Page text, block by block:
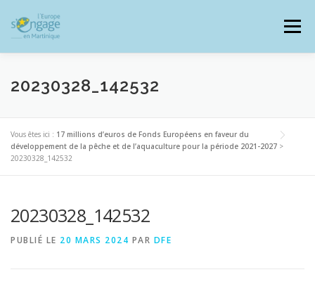
contenu
Menu
PROGRAMMES J’AI UN PROJET
RESSOURCES DOCUMENTAIRES
20230328_142532
Vous êtes ici : 17 millions d’euros de Fonds Européens en faveur du
développement de la pêche et de l’aquaculture pour la période 2021-2027 >
20230328_142532
20230328_142532
PUBLIÉ LE 20 MARS 2024 PAR DFE